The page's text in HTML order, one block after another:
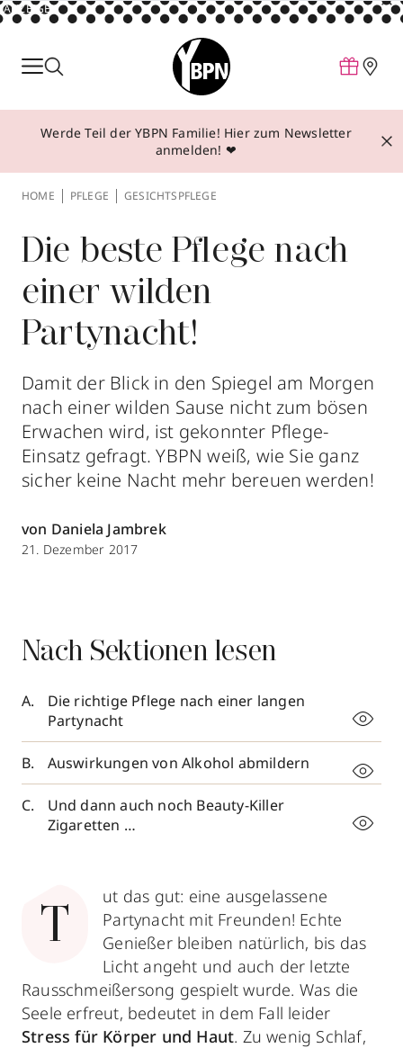
ANZEIGE
Parfum
Make-up
Behandlungen
Über YBPN
Aktionen
Storefinder
Werde Teil der YBPN Familie! Hier zum Newsletter
anmelden! ❤
HOME PFLEGE GESICHTSPFLEGE
Die beste Pflege nach
einer wilden
Partynacht!
Damit der Blick in den Spiegel am Morgen
nach einer wilden Sause nicht zum bösen
Erwachen wird, ist gekonnter Pflege-
Einsatz gefragt. YBPN weiß, wie Sie ganz
sicher keine Nacht mehr bereuen werden!
von Daniela Jambrek
21. Dezember 2017
Nach Sektionen lesen
Die richtige Pflege nach einer langen
Partynacht
Auswirkungen von Alkohol abmildern
Und dann auch noch Beauty-Killer
Zigaretten …
T
ut das gut: eine ausgelassene
Partynacht mit Freunden! Echte
Genießer bleiben natürlich, bis das
Licht angeht und auch der letzte
Rausschmeißersong gespielt wurde. Was die
Seele erfreut, bedeutet in dem Fall leider
Stress für Körper und Haut. Zu wenig Schlaf,